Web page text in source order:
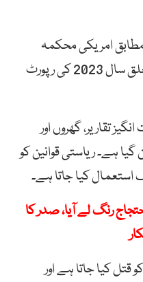
امریکی محکمہ
خارجہ کی مذہبی آزادیوں سے متعلق سال 2023 کی رپورٹ
تقاریر، گھروں اور
ہے۔ ریاستی قوانین کو
کیا جاتا ہے۔
رنگ لے آیا، صدر کا
کیا جاتا ہے اور